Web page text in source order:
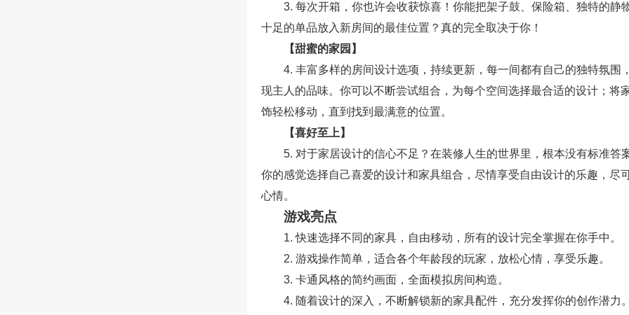
3. 每次开箱，你也许会收获惊喜！你能把架子鼓、保险箱、独特的静
十足的单品放入新房间的最佳位置？真的完全取决于你！
【甜蜜的家园】
4. 丰富多样的房间设计选项，持续更新，每一间都有自己的独特氛围
现主人的品味。你可以不断尝试组合，为每个空间选择最合适的设计；将
饰轻松移动，直到找到最满意的位置。
【喜好至上】
5. 对于家居设计的信心不足？在装修人生的世界里，根本没有标准答
你的感觉选择自己喜爱的设计和家具组合，尽情享受自由设计的乐趣，尽
心情。
游戏亮点
1. 快速选择不同的家具，自由移动，所有的设计完全掌握在你手中。
2. 游戏操作简单，适合各个年龄段的玩家，放松心情，享受乐趣。
3. 卡通风格的简约画面，全面模拟房间构造。
4. 随着设计的深入，不断解锁新的家具配件，充分发挥你的创作潜力